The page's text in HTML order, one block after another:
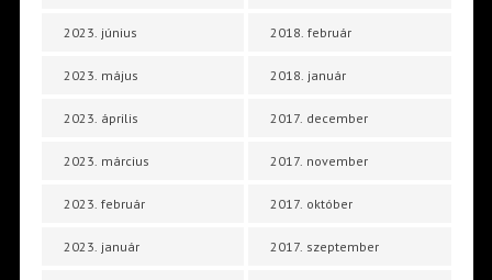
2023. június
2023. május
2023. április
2023. március
2023. február
2023. január
2018. február
2018. január
2017. december
2017. november
2017. október
2017. szeptember